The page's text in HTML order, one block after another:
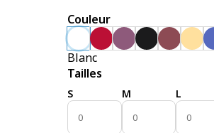
Couleur
Blanc
Tailles
S
M L